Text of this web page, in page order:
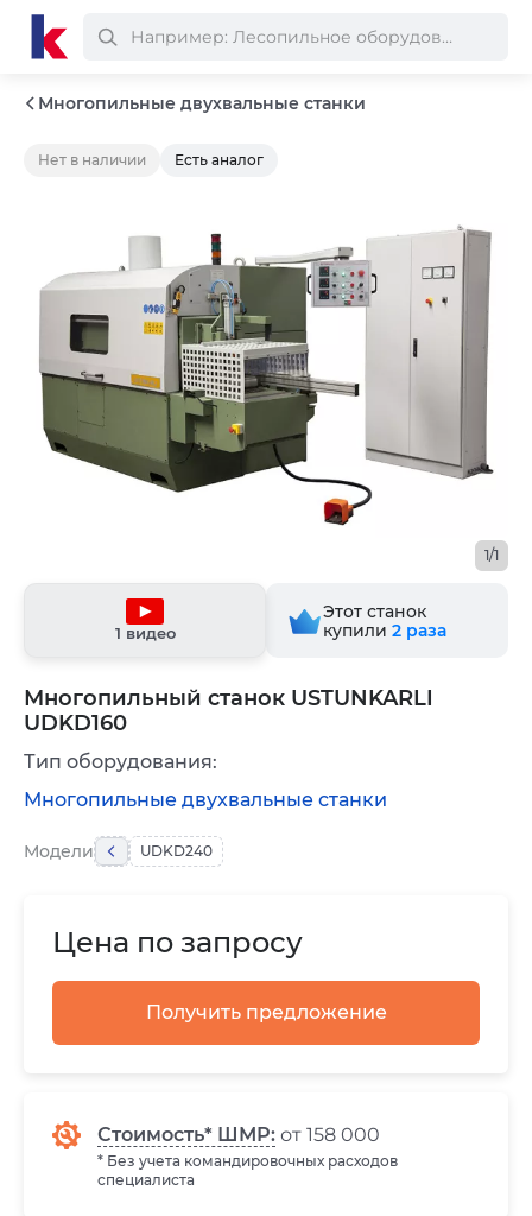
Многопильные двухвальные станки
Нет в наличии Есть аналог
Многопильный станок USTUNKARLI
UDKD160
1/1
1 видео
Этот станок
купили 2 раза
Цена по запросу
Получить предложение
Стоимость* ШМР: от 158 000
* Без учета командировочных расходов
специалиста
Модели UDKD240
Тип оборудования:
Многопильные двухвальные станки